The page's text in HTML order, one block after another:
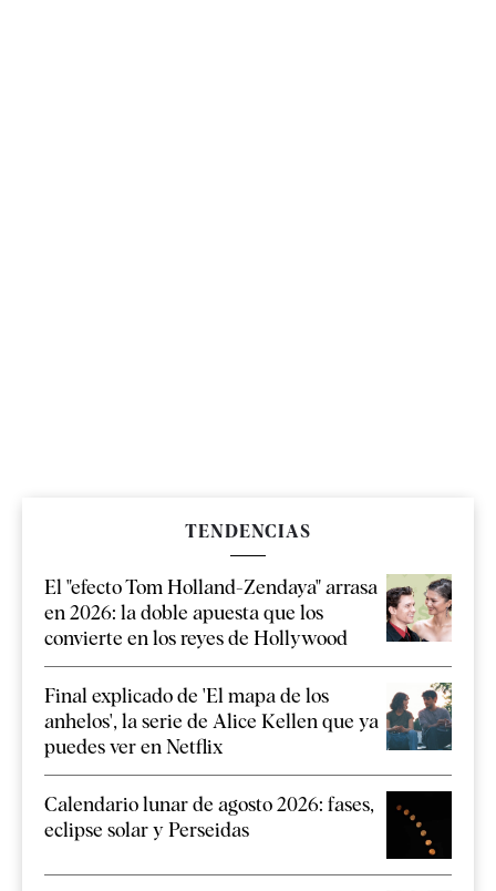
TENDENCIAS
El "efecto Tom Holland-Zendaya" arrasa
en 2026: la doble apuesta que los
convierte en los reyes de Hollywood
Final explicado de 'El mapa de los
anhelos', la serie de Alice Kellen que ya
puedes ver en Netflix
Calendario lunar de agosto 2026: fases,
eclipse solar y Perseidas